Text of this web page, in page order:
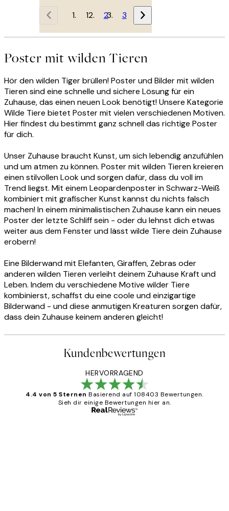
1 2 3
Poster mit wilden Tieren
Hör den wilden Tiger brüllen! Poster und Bilder mit wilden
Tieren sind eine schnelle und sichere Lösung für ein
Zuhause, das einen neuen Look benötigt! Unsere Kategorie
Wilde Tiere bietet Poster mit vielen verschiedenen Motiven.
Hier findest du bestimmt ganz schnell das richtige Poster
für dich.
Unser Zuhause braucht Kunst, um sich lebendig anzufühlen
und um atmen zu können. Poster mit wilden Tieren kreieren
einen stilvollen Look und sorgen dafür, dass du voll im
Trend liegst. Mit einem Leopardenposter in Schwarz-Weiß
kombiniert mit grafischer Kunst kannst du nichts falsch
machen! In einem minimalistischen Zuhause kann ein neues
Poster der letzte Schliff sein - oder du lehnst dich etwas
weiter aus dem Fenster und lässt wilde Tiere dein Zuhause
erobern!
Eine Bilderwand mit Elefanten, Giraffen, Zebras oder
anderen wilden Tieren verleiht deinem Zuhause Kraft und
Leben. Indem du verschiedene Motive wilder Tiere
kombinierst, schaffst du eine coole und einzigartige
Bilderwand - und diese anmutigen Kreaturen sorgen dafür,
dass dein Zuhause keinem anderen gleicht!
Kundenbewertungen
HERVORRAGEND
4.4 von 5 Sternen Basierend auf 108403 Bewertungen.
Sieh dir einige Bewertungen hier an.